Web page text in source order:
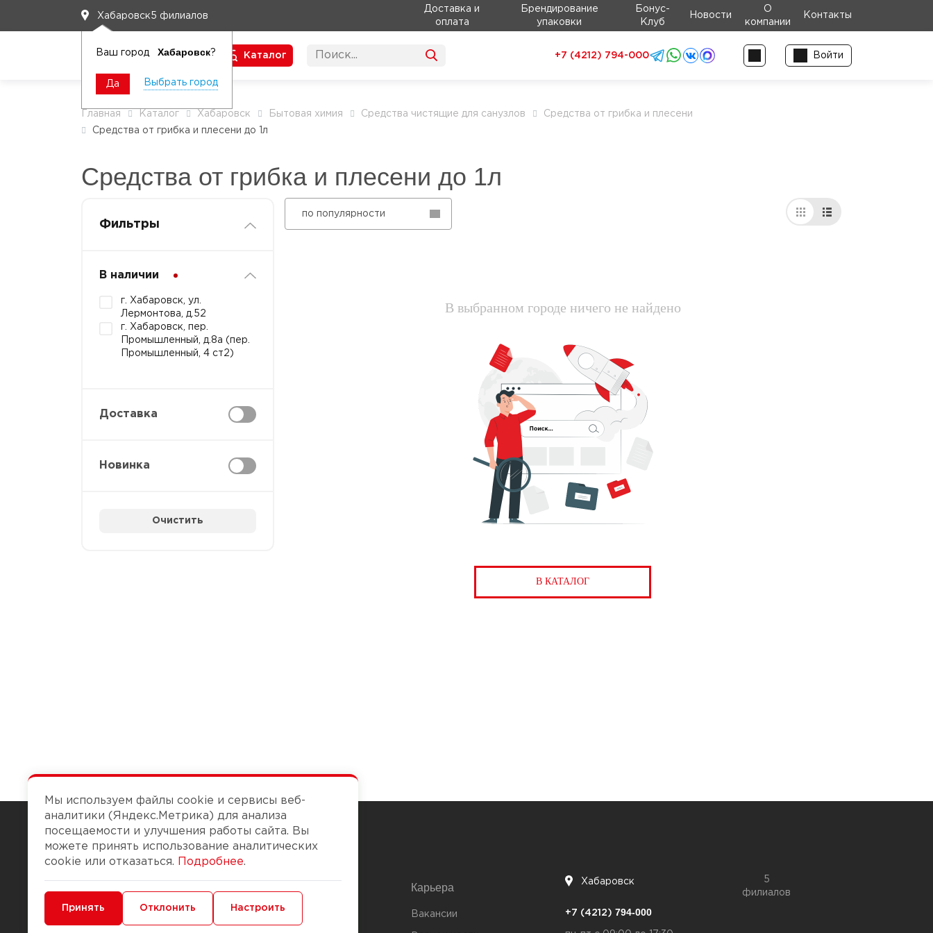
Хабаровск5 филиалов
Ваш город Хабаровск?
Да Выбрать город
Доставка и
оплата
Брендирование
упаковки
Бонус-
Клуб
Новости
О
компании
Контакты
Каталог +7 (4212) 794-000 Войти
Главная Каталог Хабаровск Бытовая химия Средства чистящие для санузлов
Средства от грибка и плесени
Средства от грибка и плесени до 1л
Средства от грибка и плесени до 1л
Фильтры
В наличии
г. Хабаровск, ул.
Лермонтова, д.52
г. Хабаровск, пер.
Промышленный, д.8а (пер.
Промышленный, 4 ст2)
Доставка
Новинка
Очистить
по популярности
В выбранном городе ничего не найдено
В КАТАЛОГ
Чтобы вам легко работалось
Доставка и оплата
Карьера
Вакансии
Хабаровск
5
филиалов
+7 (4212) 794-000
Мы используем файлы cookie и сервисы веб-
аналитики (Яндекс.Метрика) для анализа
посещаемости и улучшения работы сайта. Вы
можете принять использование аналитических
cookie или отказаться.
Подробнее.
Минимальные Функциональные/Аналитические
Принять Отклонить Настроить